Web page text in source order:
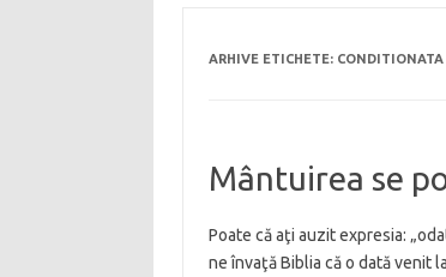
ARHIVE ETICHETE: CONDITIONATA
Mântuirea se
Poate că aţi auzit expresia:
ne învaţă Biblia că o dată venit